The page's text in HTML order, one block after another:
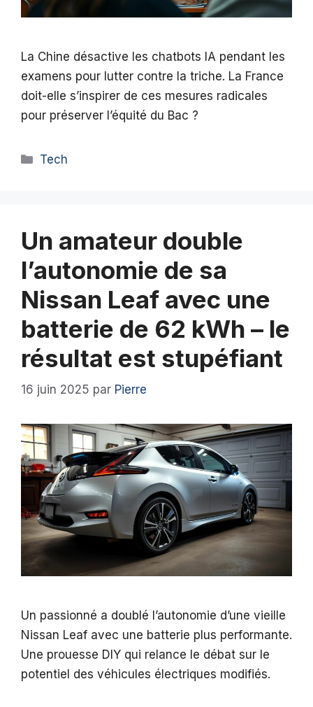
La Chine désactive les chatbots IA pendant les
examens pour lutter contre la triche. La France
doit-elle s’inspirer de ces mesures radicales
pour préserver l’équité du Bac ?
Catégories
Tech
Un amateur double
l’autonomie de sa
Nissan Leaf avec une
batterie de 62 kWh – le
résultat est stupéfiant
16 juin 2025 par Pierre
Un passionné a doublé l’autonomie d’une vieille
Nissan Leaf avec une batterie plus performante.
Une prouesse DIY qui relance le débat sur le
potentiel des véhicules électriques modifiés.